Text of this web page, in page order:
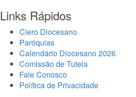
Links Rápidos
Clero Diocesano
Paróquias
Calendário Diocesano 2026
Comissão de Tutela
Fale Conosco
Política de Privacidade